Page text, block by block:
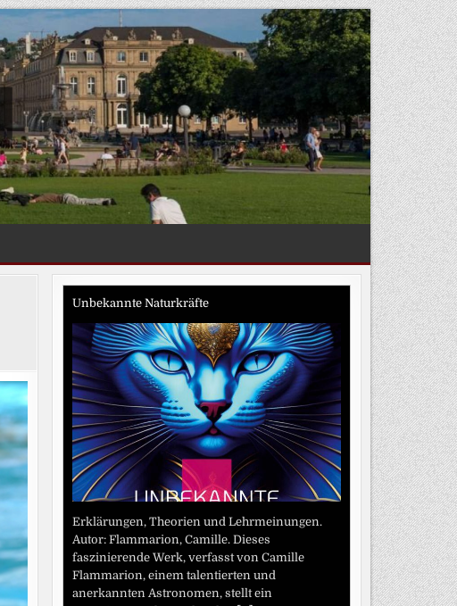
Unbekannte Naturkräfte
Erklärungen, Theorien und Lehrmeinungen.
Autor: Flammarion, Camille. Dieses
faszinierende Werk, verfasst von Camille
Flammarion, einem talentierten und
anerkannten Astronomen, stellt ein